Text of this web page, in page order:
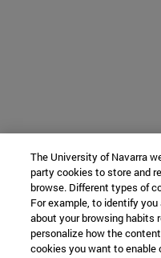
The University of Navarra
party cookies to store and
browse. Different types of
For example, to identify
about your browsing habits
personalize how the
cookies you want to enable